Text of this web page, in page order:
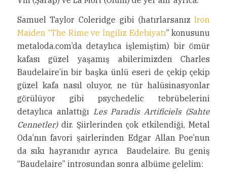
Samuel Taylor Coleridge gibi (hatırlarsanızIron
Maiden “The Rime ve İngiliz Edebiyatı” konusunu
metaloda.com’da detaylıca işlemiştim) bir ömür
kafası güzel yaşamış abilerimizden Charles
Baudelaire’in bir başka ünlü eseri de çekip çekip
güzel kafa nasıl oluyor, ne tür halüsinasyonlar
görülüyor gibi psychedelic tebrübelerini
detaylıca anlattığı Les Paradis Artificiels (Sahte
Cennetler)dir. Şiirlerinden çok etkilendiği, Metal
Oda’nın favori şairlerinden Edgar Allan Poe’nun
da sıkı hayranıdır ayrıca Baudelaire. Bu geniş
“Baudelaire” introsundan sonra albüme gelelim: